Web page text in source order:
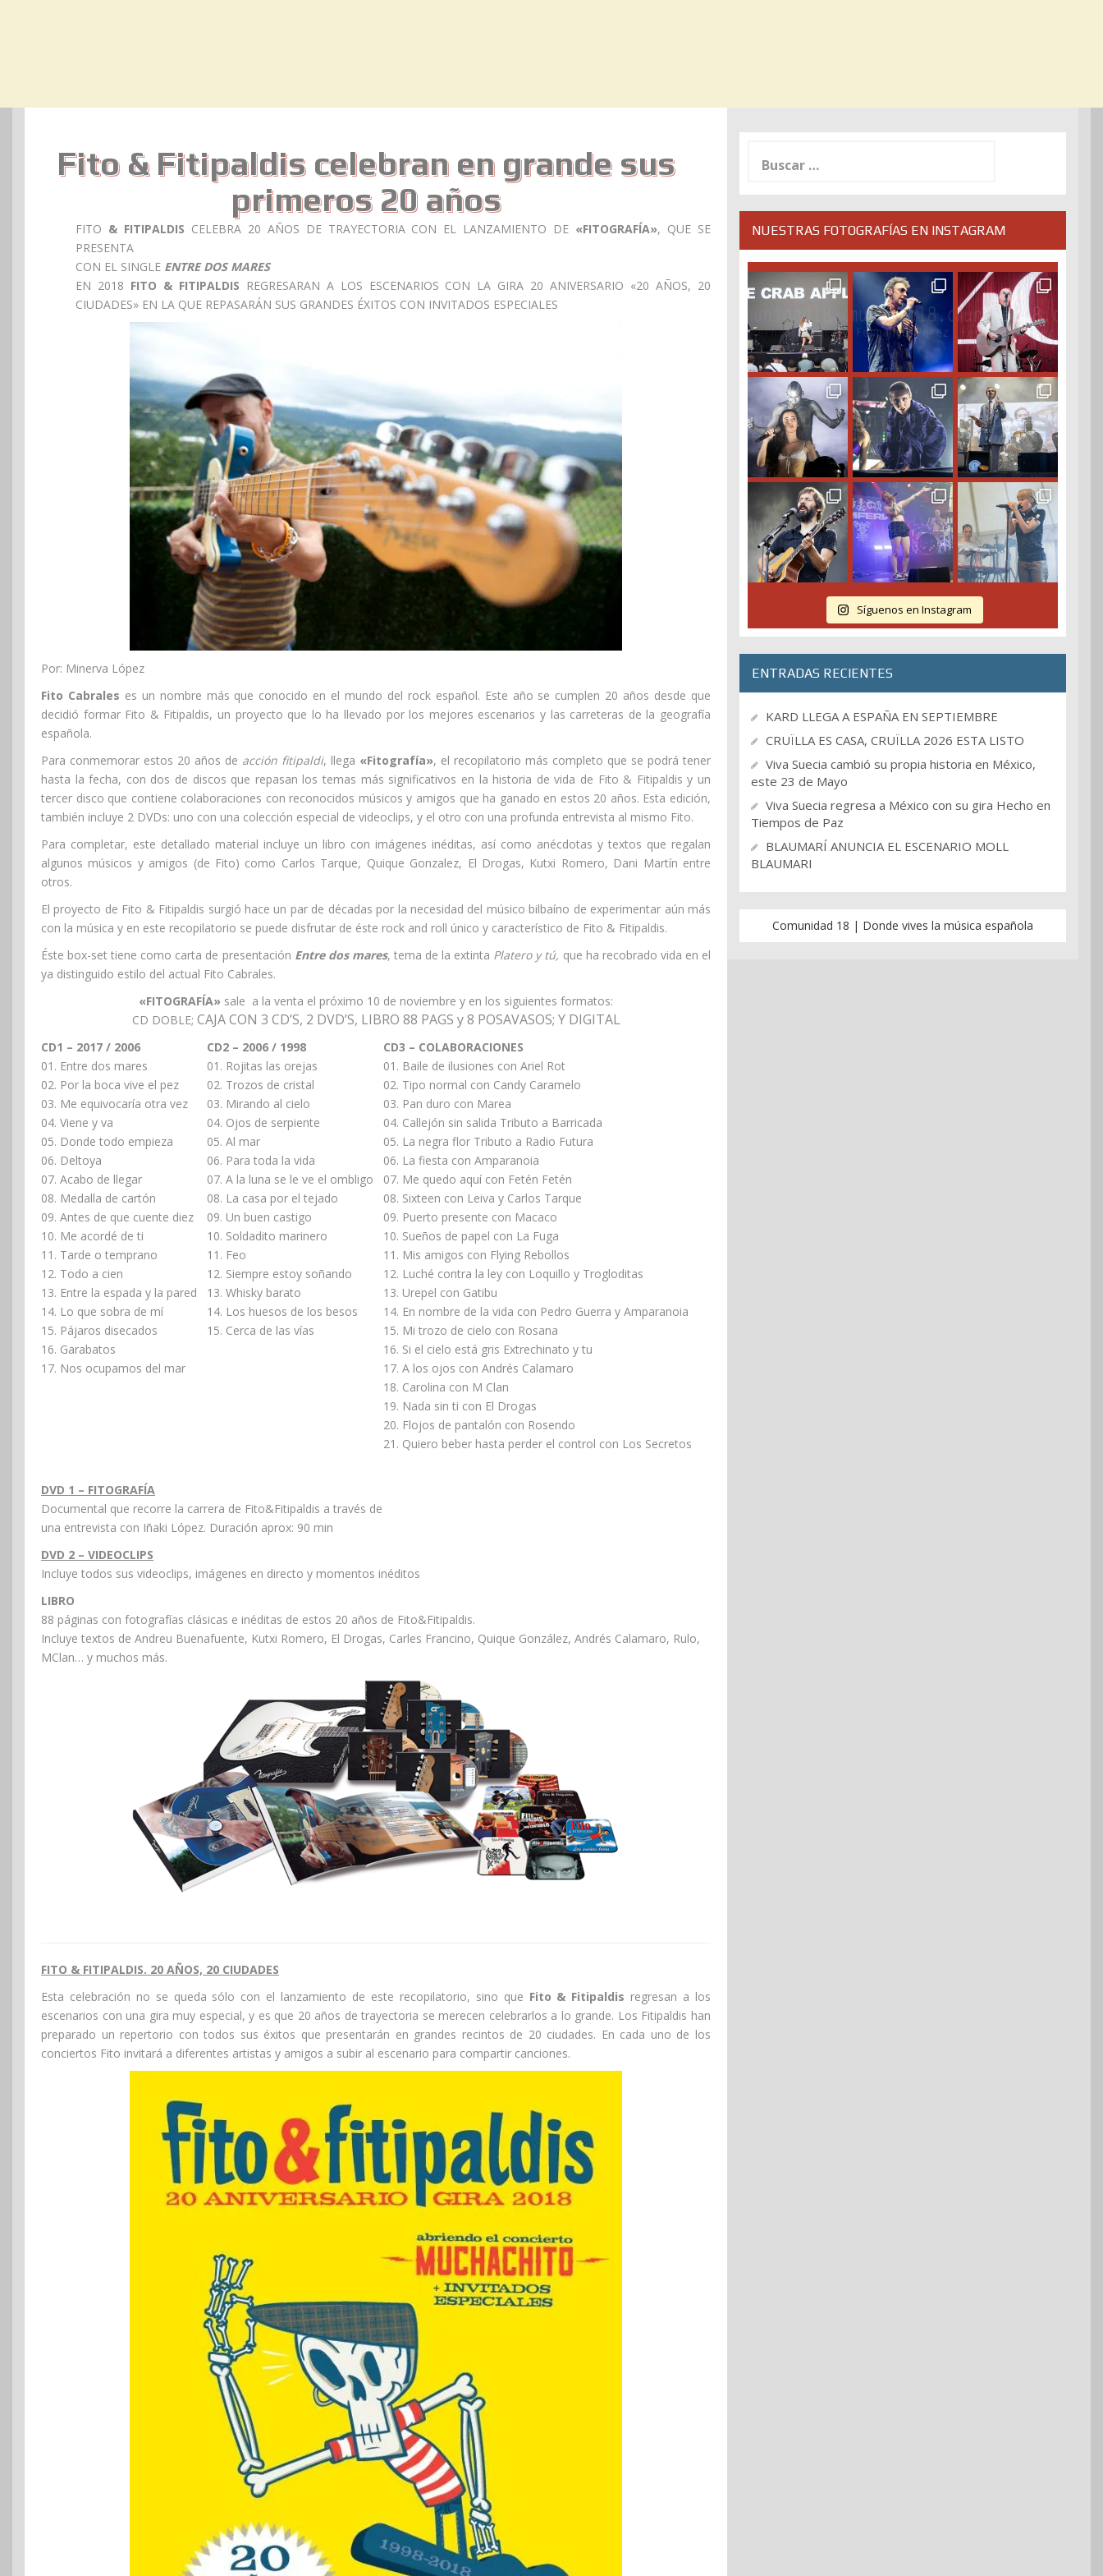
Fito & Fitipaldis celebran en grande sus
primeros 20 años
FITO & FITIPALDIS CELEBRA 20 AÑOS DE TRAYECTORIA CON EL LANZAMIENTO DE «FITOGRAFÍA», QUE SE
PRESENTA
CON EL SINGLE ENTRE DOS MARES
EN 2018 FITO & FITIPALDIS REGRESARAN A LOS ESCENARIOS CON LA GIRA 20 ANIVERSARIO «20 AÑOS, 20
CIUDADES» EN LA QUE REPASARÁN SUS GRANDES ÉXITOS CON INVITADOS ESPECIALES
Por: Minerva López
Fito Cabrales es un nombre más que conocido en el mundo del rock español. Este año se cumplen 20 años desde que
decidió formar Fito & Fitipaldis, un proyecto que lo ha llevado por los mejores escenarios y las carreteras de la geografía
española.
Para conmemorar estos 20 años de acción fitipaldi, llega «Fitografía», el recopilatorio más completo que se podrá tener
hasta la fecha, con dos de discos que repasan los temas más significativos en la historia de vida de Fito & Fitipaldis y un
tercer disco que contiene colaboraciones con reconocidos músicos y amigos que ha ganado en estos 20 años. Esta edición,
también incluye 2 DVDs: uno con una colección especial de videoclips, y el otro con una profunda entrevista al mismo Fito.
Para completar, este detallado material incluye un libro con imágenes inéditas, así como anécdotas y textos que regalan
algunos músicos y amigos (de Fito) como Carlos Tarque, Quique Gonzalez, El Drogas, Kutxi Romero, Dani Martín entre
otros.
El proyecto de Fito & Fitipaldis surgió hace un par de décadas por la necesidad del músico bilbaíno de experimentar aún más
con la música y en este recopilatorio se puede disfrutar de éste rock and roll único y característico de Fito & Fitipaldis.
Éste box-set tiene como carta de presentación Entre dos mares, tema de la extinta Platero y tú, que ha recobrado vida en el
ya distinguido estilo del actual Fito Cabrales.
«FITOGRAFÍA» sale a la venta el próximo 10 de noviembre y en los siguientes formatos:
CD DOBLE; CAJA CON 3 CD’S, 2 DVD’S, LIBRO 88 PAGS y 8 POSAVASOS; Y DIGITAL
CD1 – 2017 / 2006
01. Entre dos mares
02. Por la boca vive el pez
03. Me equivocaría otra vez
04. Viene y va
05. Donde todo empieza
06. Deltoya
07. Acabo de llegar
08. Medalla de cartón
09. Antes de que cuente diez
10. Me acordé de ti
11. Tarde o temprano
12. Todo a cien
13. Entre la espada y la pared
14. Lo que sobra de mí
15. Pájaros disecados
16. Garabatos
17. Nos ocupamos del mar
CD2 – 2006 / 1998
01. Rojitas las orejas
02. Trozos de cristal
03. Mirando al cielo
04. Ojos de serpiente
05. Al mar
06. Para toda la vida
07. A la luna se le ve el ombligo
08. La casa por el tejado
09. Un buen castigo
10. Soldadito marinero
11. Feo
12. Siempre estoy soñando
13. Whisky barato
14. Los huesos de los besos
15. Cerca de las vías
CD3 – COLABORACIONES
01. Baile de ilusiones con Ariel Rot
02. Tipo normal con Candy Caramelo
03. Pan duro con Marea
04. Callejón sin salida Tributo a Barricada
05. La negra flor Tributo a Radio Futura
06. La fiesta con Amparanoia
07. Me quedo aquí con Fetén Fetén
08. Sixteen con Leiva y Carlos Tarque
09. Puerto presente con Macaco
10. Sueños de papel con La Fuga
11. Mis amigos con Flying Rebollos
12. Luché contra la ley con Loquillo y Trogloditas
13. Urepel con Gatibu
14. En nombre de la vida con Pedro Guerra y Amparanoia
15. Mi trozo de cielo con Rosana
16. Si el cielo está gris Extrechinato y tu
17. A los ojos con Andrés Calamaro
18. Carolina con M Clan
19. Nada sin ti con El Drogas
20. Flojos de pantalón con Rosendo
21. Quiero beber hasta perder el control con Los Secretos
DVD 1 – FITOGRAFÍA
Documental que recorre la carrera de Fito&Fitipaldis a través de
una entrevista con Iñaki López. Duración aprox: 90 min
DVD 2 – VIDEOCLIPS
Incluye todos sus videoclips, imágenes en directo y momentos inéditos
LIBRO
88 páginas con fotografías clásicas e inéditas de estos 20 años de Fito&Fitipaldis.
Incluye textos de Andreu Buenafuente, Kutxi Romero, El Drogas, Carles Francino, Quique González, Andrés Calamaro, Rulo,
MClan… y muchos más.
FITO & FITIPALDIS. 20 AÑOS, 20 CIUDADES
Esta celebración no se queda sólo con el lanzamiento de este recopilatorio, sino que Fito & Fitipaldis regresan a los
escenarios con una gira muy especial, y es que 20 años de trayectoria se merecen celebrarlos a lo grande. Los Fitipaldis han
preparado un repertorio con todos sus éxitos que presentarán en grandes recintos de 20 ciudades. En cada uno de los
conciertos Fito invitará a diferentes artistas y amigos a subir al escenario para compartir canciones.
NUESTRAS FOTOGRAFÍAS EN INSTAGRAM
Síguenos en Instagram
ENTRADAS RECIENTES
KARD LLEGA A ESPAÑA EN SEPTIEMBRE
CRUÏLLA ES CASA, CRUÏLLA 2026 ESTA LISTO
Viva Suecia cambió su propia historia en México,
este 23 de Mayo
Viva Suecia regresa a México con su gira Hecho en
Tiempos de Paz
BLAUMARÍ ANUNCIA EL ESCENARIO MOLL
BLAUMARI
Comunidad 18 | Donde vives la música española